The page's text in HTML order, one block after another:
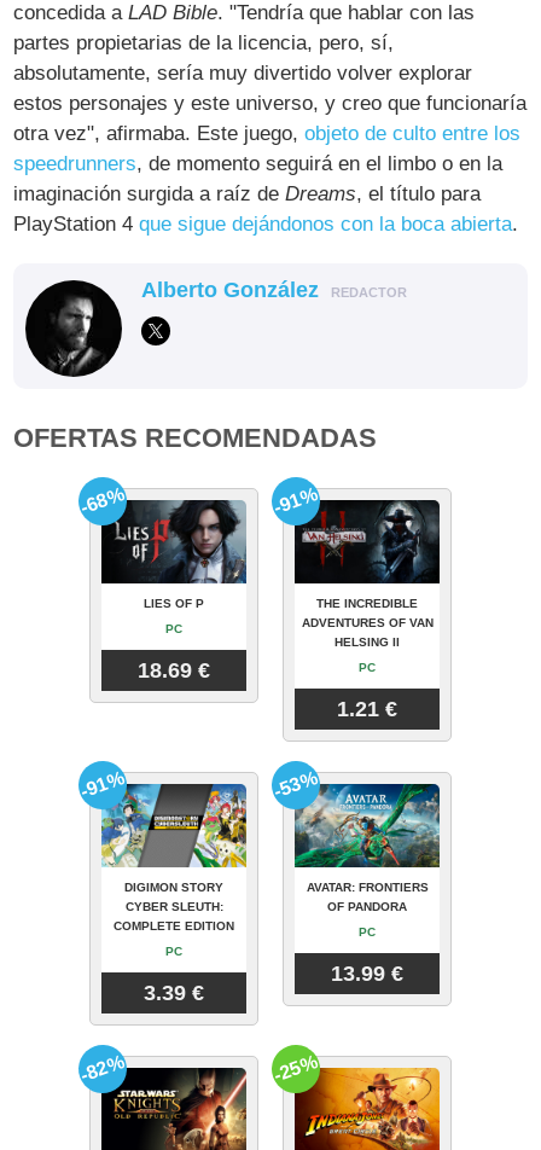
concedida aLAD Bible. "Tendría que hablar con las
partes propietarias de la licencia, pero, sí,
absolutamente, sería muy divertido volver explorar
estos personajes y este universo, y creo que funcionaría
otra vez", afirmaba. Este juego,objeto de culto entre los
speedrunners, de momento seguirá en el limbo o en la
imaginación surgida a raíz deDreams, el título para
PlayStation 4que sigue dejándonos con la boca abierta.
Alberto González REDACTOR
OFERTAS RECOMENDADAS
LIES OF P
PC
18.69 €
-68%
THE INCREDIBLE
ADVENTURES OF VAN
HELSING II
PC
1.21 €
-91%
DIGIMON STORY
CYBER SLEUTH:
COMPLETE EDITION
PC
3.39 €
-91%
AVATAR: FRONTIERS
OF PANDORA
PC
13.99 €
-53%
-82% -25%